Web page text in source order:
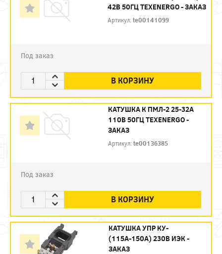
42В 50ГЦ TEXENERGO - ЗАКАЗ
Артикул:te00141099
Под заказ
В КОРЗИНУ
КАТУШКА К ПМЛ-2 25-32А
110В 50ГЦ TEXENERGO -
ЗАКАЗ
Артикул:te00136385
Под заказ
В КОРЗИНУ
КАТУШКА УПР КУ-
(115А-150А) 230В ИЭК -
ЗАКАЗ